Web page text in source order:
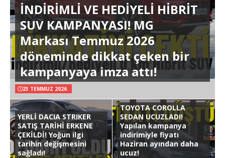
İNDİRİMLİ VE HEDİYELİ HİBRİT
SUV KAMPANYASI! MG
Markası Temmuz 2026
döneminde dikkat çeken bir
kampanyaya imza attı!
23 TEMMUZ 2026
YERLİ DACIA STRIKER
SATIŞ TARİHİ ERKENE
ÇEKİLDİ! Yoğun ilgi
tarihin değişmesini
sağladı!
TOYOTA COROLLA
SEDAN UCUZLADI!
Yapılan kampanya
indirimiyle fiyatı
Haziran ayından daha
ucuz!